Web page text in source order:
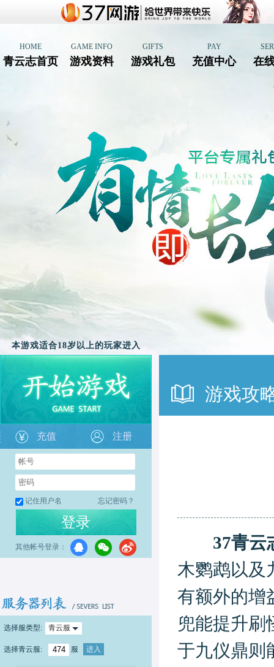
HOME
青云志首页
GAME INFO
游戏资料
GIFTS
游戏礼包
PAY
充值中心 在
本游戏适合18岁以上的玩家进入
充值 注册
记住用户名 忘记密码？
登录
其他帐号登录：
选择服类型: 青云服
选择青云服: 服 进入
游戏攻
37青云
木鹦鹉以及
有额外的增
兜能提升刷
于九仪鼎则